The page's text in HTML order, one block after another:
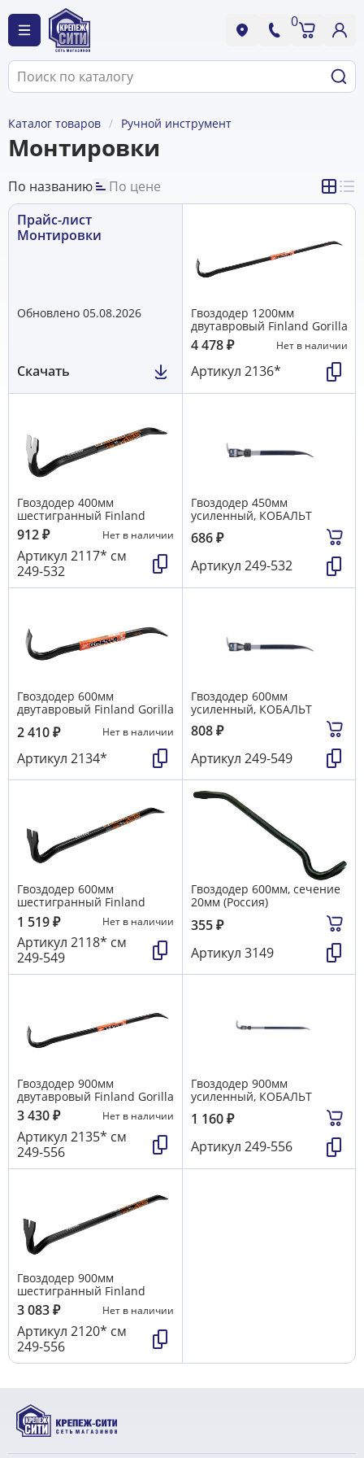
0
Каталог товаров Ручной инструмент
Монтировки
По названию
По цене
Прайс-лист
Монтировки
Обновлено 05.08.2026
Скачать
Гвоздодер 1200мм
двутавровый Finland Gorilla
4 478₽ Нет в наличии
Артикул 2136*
Гвоздодер 400мм
шестигранный Finland
912₽ Нет в наличии
Артикул 2117* см
249-532
Гвоздодер 450мм
усиленный, КОБАЛЬТ
686₽
Артикул 249-532
Гвоздодер 600мм
двутавровый Finland Gorilla
2 410₽ Нет в наличии
Артикул 2134*
Гвоздодер 600мм
усиленный, КОБАЛЬТ
808₽
Артикул 249-549
Гвоздодер 600мм
шестигранный Finland
1 519₽ Нет в наличии
Артикул 2118* см
249-549
Гвоздодер 600мм, сечение
20мм (Россия)
355₽
Артикул 3149
Гвоздодер 900мм
двутавровый Finland Gorilla
3 430₽ Нет в наличии
Артикул 2135* см
249-556
Гвоздодер 900мм
усиленный, КОБАЛЬТ
1 160₽
Артикул 249-556
Гвоздодер 900мм
шестигранный Finland
3 083₽ Нет в наличии
Артикул 2120* см
249-556